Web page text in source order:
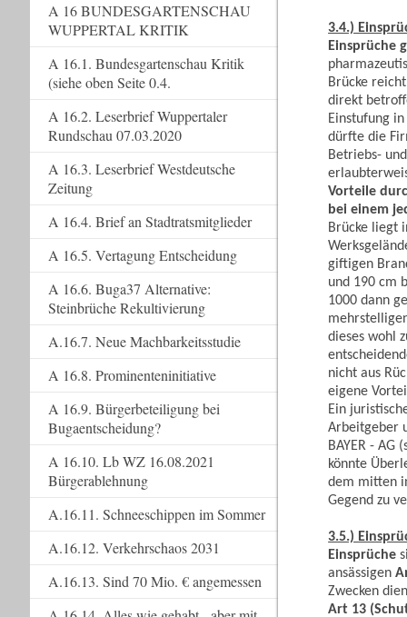
3.4.)
Einsprüche
Brücke
direkt
Einstufung
dürfte die
Betriebs-
Vorteile
bei einem
Brücke liegt
giftigen
und 190 cm
1000 dann
dieses wohl
nicht aus
eigene
Ein
Arbeitgeber
BAYER - AG
könnte
dem mitten
Gegend zu
3.5.)
Einsprüche
ansässigen
Zwecken
Art 13
A 16 BUNDESGARTENSCHAU
WUPPERTAL KRITIK
A 16.1. Bundesgartenschau Kritik
(siehe oben Seite 0.4.
A 16.2. Leserbrief Wuppertaler
Rundschau 07.03.2020
A 16.3. Leserbrief Westdeutsche
Zeitung
A 16.4. Brief an Stadtratsmitglieder
A 16.5. Vertagung Entscheidung
A 16.6. Buga37 Alternative:
Steinbrüche Rekultivierung
A.16.7. Neue Machbarkeitsstudie
A 16.8. Prominenteninitiative
A 16.9. Bürgerbeteiligung bei
Bugaentscheidung?
A 16.10. Lb WZ 16.08.2021
Bürgerablehnung
A.16.11. Schneeschippen im Sommer
A.16.12. Verkehrschaos 2031
A.16.13. Sind 70 Mio. € angemessen